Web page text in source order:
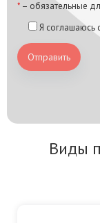
* – обязательные
Я соглашаюсь
Отправить
Виды